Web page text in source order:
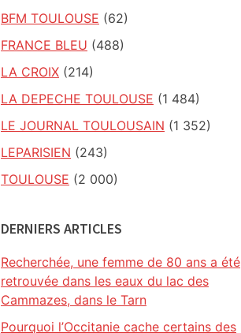
BFM TOULOUSE (62)
FRANCE BLEU (488)
LA CROIX (214)
LA DEPECHE TOULOUSE (1 484)
LE JOURNAL TOULOUSAIN (1 352)
LEPARISIEN (243)
TOULOUSE (2 000)
DERNIERS ARTICLES
Recherchée, une femme de 80 ans a été
retrouvée dans les eaux du lac des
Cammazes, dans le Tarn
Pourquoi l’Occitanie cache certains des